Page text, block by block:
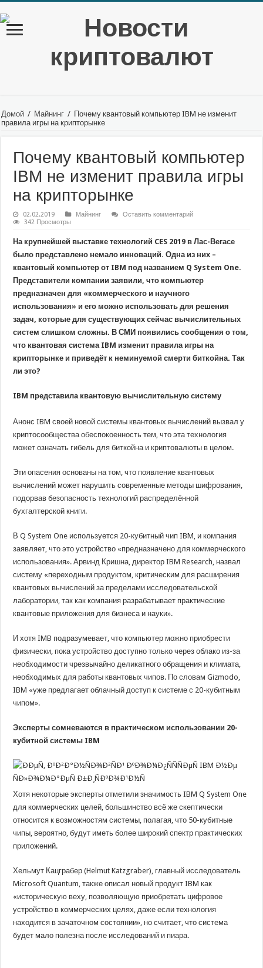
Домой / Майнинг / Почему квантовый компьютер IBM не изменит
правила игры на крипторынке
Почему квантовый компьютер
IBM не изменит правила игры
на крипторынке
02.02.2019 Майнинг
Оставить комментарий
342 Просмотры
На крупнейшей выставке технологий CES 2019 в Лас-Вегасе
было представлено немало инноваций. Одна из них –
квантовый компьютер от IBM под названием Q System One.
Представители компании заявили, что компьютер
предназначен для «коммерческого и научного
использования» и его можно использовать для решения
задач, которые для существующих сейчас вычислительных
систем слишком сложны. В СМИ появились сообщения о том,
что квантовая система IBM изменит правила игры на
крипторынке и приведёт к неминуемой смерти биткойна. Так
ли это?
IBM представила квантовую вычислительную систему
Анонс IBM своей новой системы квантовых вычислений вызвал у
криптосообщества обеспокоенность тем, что эта технология
может означать гибель для биткойна и криптовалюты в целом.
Эти опасения основаны на том, что появление квантовых
вычислений может нарушить современные методы шифрования,
подорвав безопасность технологий распределённой
бухгалтерской книги.
В Q System One используется 20-кубитный чип IBM, и компания
заявляет, что это устройство «предназначено для коммерческого
использования». Арвинд Кришна, директор IBM Research, назвал
систему «переходным продуктом, критическим для расширения
квантовых вычислений за пределами исследовательской
лаборатории, так как компания разрабатывает практические
квантовые приложения для бизнеса и науки».
И хотя IMB подразумевает, что компьютер можно приобрести
физически, пока устройство доступно только через облако из-за
необходимости чрезвычайно деликатного обращения и климата,
необходимых для работы квантовых чипов. По словам Gizmodo,
IBM «уже предлагает облачный доступ к системе с 20-кубитным
чипом».
Эксперты сомневаются в практическом использовании 20-
кубитной системы IBM
Хотя некоторые эксперты отметили значимость IBM Q System One
для коммерческих целей, большинство всё же скептически
относится к возможностям системы, полагая, что 50-кубитные
чипы, вероятно, будут иметь более широкий спектр практических
приложений.
Хельмут Кацграбер (Helmut Katzgraber), главный исследователь
Microsoft Quantum, также описал новый продукт IBM как
«историческую веху, позволяющую приобретать цифровое
устройство в коммерческих целях, даже если технология
находится в зачаточном состоянии», но считает, что система
будет мало полезна после исследований и пиара.